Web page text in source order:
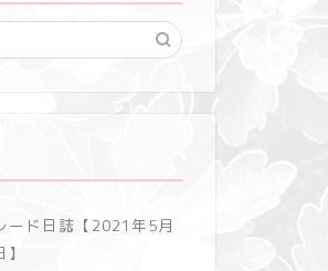
ド日誌【2021年5月